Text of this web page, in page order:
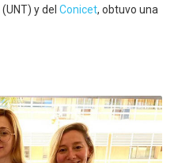
y del Conicet, obtuvo una